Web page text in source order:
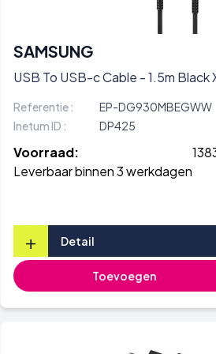
SAMSUNG
USB To USB-c Cable - 1.5m Black
Referentie :
EP-DG930MBEGWW
Inetum ID :
DP425
Voorraad:
Leverbaar binnen 3 werkdagen
+ Detail
Toevoegen